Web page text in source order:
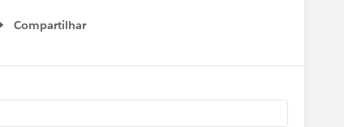
Compartilhar
Show menu